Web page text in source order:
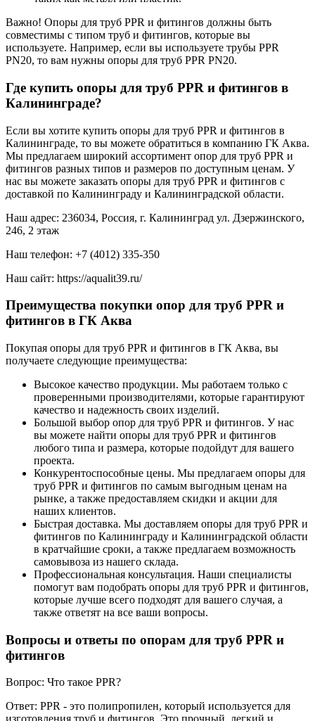
Важно! Опоры для труб PPR и фитингов должны быть
совместимы с типом труб и фитингов, которые вы
используете. Например, если вы используете трубы PPR
PN20, то вам нужны опоры для труб PPR PN20.
Где купить опоры для труб PPR и фитингов в
Калининграде?
Если вы хотите купить опоры для труб PPR и фитингов в
Калининграде, то вы можете обратиться в компанию ГК Аква.
Мы предлагаем широкий ассортимент опор для труб PPR и
фитингов разных типов и размеров по доступным ценам. У
нас вы можете заказать опоры для труб PPR и фитингов с
доставкой по Калининграду и Калининградской области.
Наш адрес: 236034, Россия, г. Калининград ул. Дзержинского,
246, 2 этаж
Наш телефон: +7 (4012) 335-350
Наш сайт: https://aqualit39.ru/
Преимущества покупки опор для труб PPR и
фитингов в ГК Аква
Покупая опоры для труб PPR и фитингов в ГК Аква, вы
получаете следующие преимущества:
Высокое качество продукции. Мы работаем только с
проверенными производителями, которые гарантируют
качество и надежность своих изделий.
Большой выбор опор для труб PPR и фитингов. У нас
вы можете найти опоры для труб PPR и фитингов
любого типа и размера, которые подойдут для вашего
проекта.
Конкурентоспособные цены. Мы предлагаем опоры для
труб PPR и фитингов по самым выгодным ценам на
рынке, а также предоставляем скидки и акции для
наших клиентов.
Быстрая доставка. Мы доставляем опоры для труб PPR и
фитингов по Калининграду и Калининградской области
в кратчайшие сроки, а также предлагаем возможность
самовывоза из нашего склада.
Профессиональная консультация. Наши специалисты
помогут вам подобрать опоры для труб PPR и фитингов,
которые лучше всего подходят для вашего случая, а
также ответят на все ваши вопросы.
Вопросы и ответы по опорам для труб PPR и
фитингов
Вопрос: Что такое PPR?
Ответ: PPR - это полипропилен, который используется для